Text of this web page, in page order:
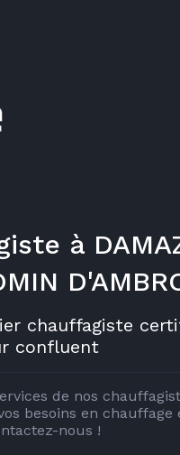
à
chauffagiste
confluent
de nos
besoins en chauffage
nous !